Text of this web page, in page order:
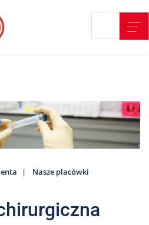
Nasze placówki